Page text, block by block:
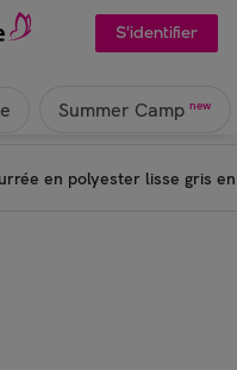
S'identifier
Summer Camp new
en polyester lisse gris